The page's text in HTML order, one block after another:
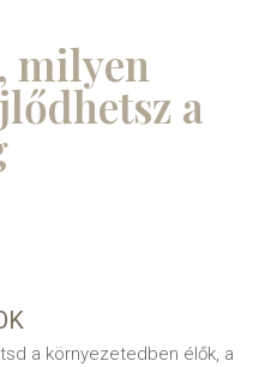
milyen
a
a környezetedben élők, a